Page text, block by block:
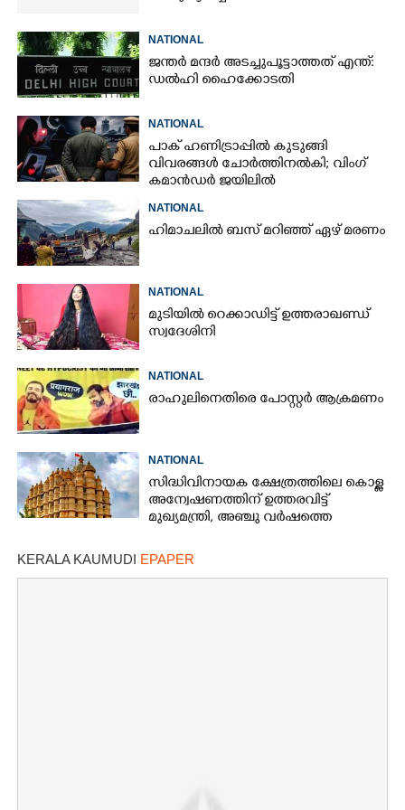
NATIONAL
ജന്ത‌‌ർ മന്ദർ അടച്ചുപൂട്ടാത്തത് എന്ത്:
ഡൽഹി ഹൈക്കോടതി
NATIONAL
പാക് ഹണിട്രാപ്പിൽ കുടുങ്ങി
വിവരങ്ങൾ ചോർത്തിനൽകി;​ വിംഗ്
കമാൻഡർ ജയിലിൽ
NATIONAL
ഹിമാചലിൽ ബസ് മറിഞ്ഞ് ഏഴ് മരണം
NATIONAL
മുടിയിൽ റെക്കാഡിട്ട് ഉത്തരാഖണ്ഡ്
സ്വദേശിനി
NATIONAL
രാഹുലിനെതിരെ പോസ്റ്റർ ആക്രമണം
NATIONAL
സിദ്ധിവിനായക ക്ഷേത്രത്തിലെ കൊള്ള
അന്വേഷണത്തിന് ഉത്തരവിട്ട്
മുഖ്യമന്ത്രി, അഞ്ചു വർഷത്തെ
KERALA KAUMUDI EPAPER